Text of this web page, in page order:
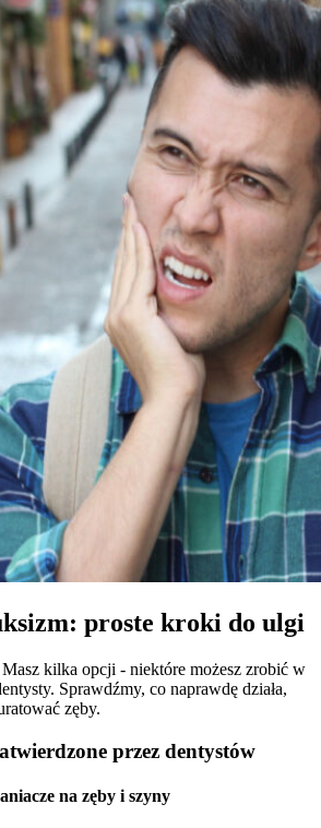
proste kroki do ulgi
kilka opcji - niektóre możesz zrobić w
Sprawdźmy, co naprawdę działa,
zęby.
przez dentystów
na zęby i szyny